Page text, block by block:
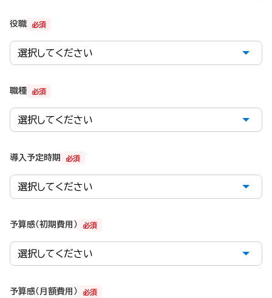
必須
役職
必須
職種
必須
導入予定時期
必須
予算感（初期費用）
必須
予算感（月額費用）